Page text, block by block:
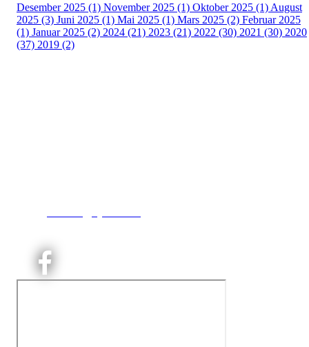
Desember 2025 (1) November 2025 (1) Oktober 2025 (1) August
2025 (3) Juni 2025 (1) Mai 2025 (1) Mars 2025 (2) Februar 2025
(1) Januar 2025 (2) 2024 (21) 2023 (21) 2022 (30) 2021 (30) 2020
(37) 2019 (2)